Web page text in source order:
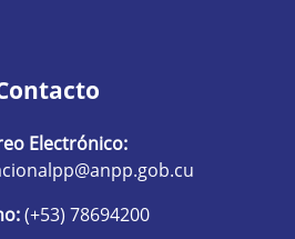
Electrónico:
(+53) 78694200